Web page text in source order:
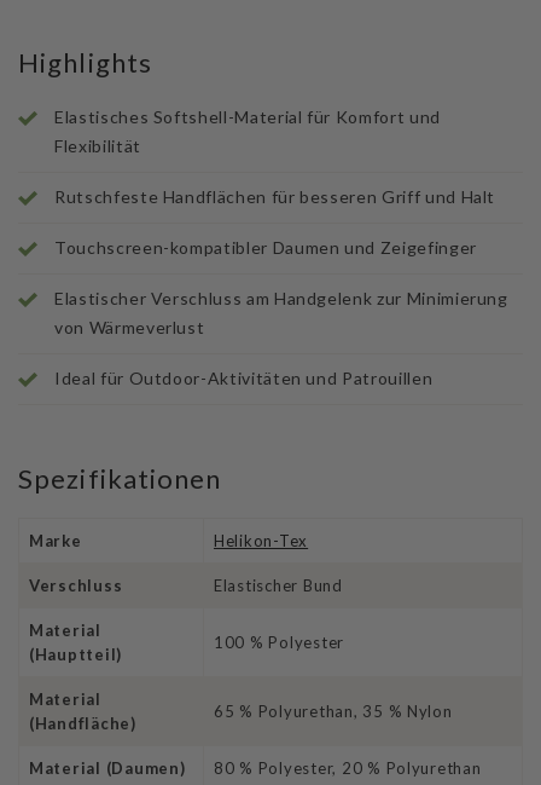
Highlights
Elastisches Softshell-Material für Komfort und
Flexibilität
Rutschfeste Handflächen für besseren Griff und Halt
Touchscreen-kompatibler Daumen und Zeigefinger
Elastischer Verschluss am Handgelenk zur Minimierung
von Wärmeverlust
Ideal für Outdoor-Aktivitäten und Patrouillen
Spezifikationen
Marke Helikon-Tex
Verschluss Elastischer Bund
Material
(Hauptteil)
100 % Polyester
Material
(Handfläche)
65 % Polyurethan, 35 % Nylon
Material (Daumen) 80 % Polyester, 20 % Polyurethan